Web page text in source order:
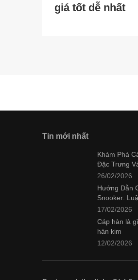
giá tốt dễ nhất
Tin mới nhất
Khám Phá
Đặc Trưng
26/02/2026
Hướng Dẫn
Snooker:
17/02/2026
Cáp hàn là
hàn kim
12/02/2026